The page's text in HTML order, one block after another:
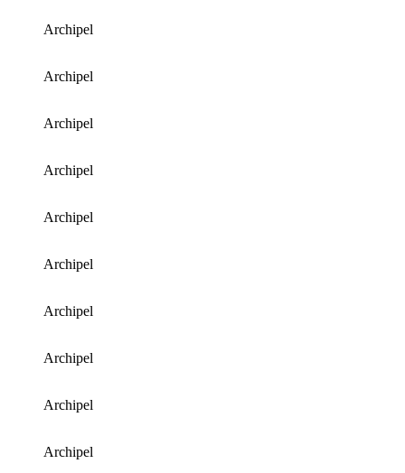
Archipel
Archipel
Archipel
Archipel
Archipel
Archipel
Archipel
Archipel
Archipel
Archipel